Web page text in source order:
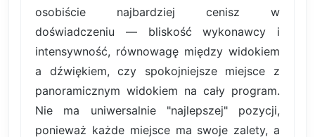
osobiście najbardziej cenisz w
doświadczeniu — bliskość wykonawcy i
intensywność, równowagę między widokiem
a dźwiękiem, czy spokojniejsze miejsce z
panoramicznym widokiem na cały program.
Nie ma uniwersalnie "najlepszej" pozycji,
ponieważ każde miejsce ma swoje zalety, a